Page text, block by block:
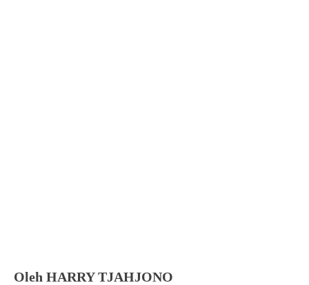
Oleh HARRY TJAHJONO